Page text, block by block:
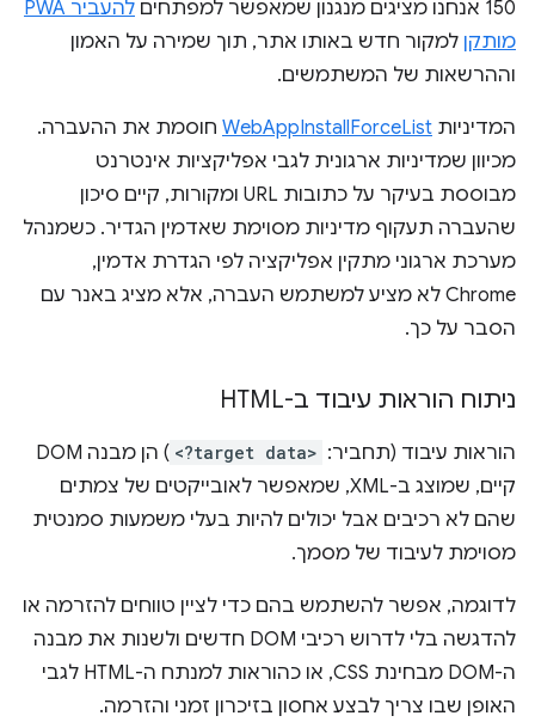
150 אנחנו מציגים מנגנון שמאפשר למפתחים
להעביר PWA
מותקן למקור חדש באותו אתר, תוך שמירה על האמון
וההרשאות של המשתמשים.
המדיניות WebAppInstallForceList חוסמת את ההעברה.
מכיוון שמדיניות ארגונית לגבי אפליקציות אינטרנט
מבוססת בעיקר על כתובות URL ומקורות, קיים סיכון
שהעברה תעקוף מדיניות מסוימת שאדמין הגדיר. כשמנהל
מערכת ארגוני מתקין אפליקציה לפי הגדרת אדמין,
Chrome לא מציע למשתמש העברה, אלא מציג באנר עם
הסבר על כך.
ניתוח הוראות עיבוד ב-HTML
הוראות עיבוד (תחביר: <?target data>
) הן מבנה DOM
קיים, שמוצג ב-XML, שמאפשר לאובייקטים של צמתים
שהם לא רכיבים אבל יכולים להיות בעלי משמעות סמנטית
מסוימת לעיבוד של מסמך.
לדוגמה, אפשר להשתמש בהם כדי לציין טווחים להזרמה או
להדגשה בלי לדרוש רכיבי DOM חדשים ולשנות את מבנה
ה-DOM מבחינת CSS, או כהוראות למנתח ה-HTML לגבי
האופן שבו צריך לבצע אחסון בזיכרון זמני והזרמה.